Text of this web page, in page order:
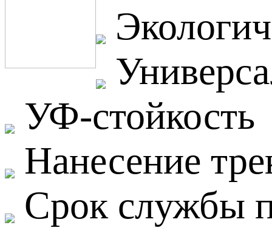
УФ-стойкость
Нанесение
Срок службы